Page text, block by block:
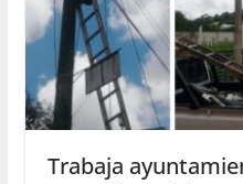
Trabaja